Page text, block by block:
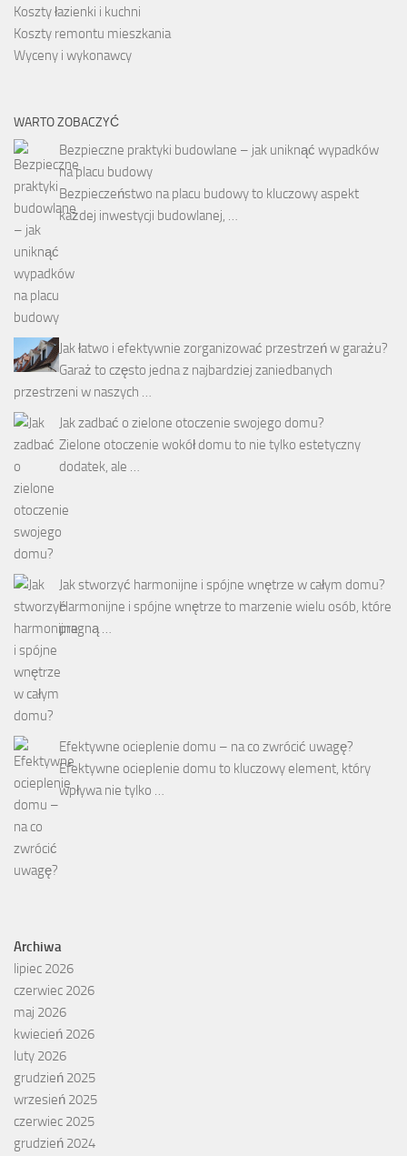
Koszty łazienki i kuchni
Koszty remontu mieszkania
Wyceny i wykonawcy
WARTO ZOBACZYĆ
Bezpieczne praktyki budowlane – jak uniknąć wypadków
na placu budowy
Bezpieczeństwo na placu budowy to kluczowy aspekt
każdej inwestycji budowlanej, …
Jak łatwo i efektywnie zorganizować przestrzeń w garażu?
Garaż to często jedna z najbardziej zaniedbanych
przestrzeni w naszych …
Jak zadbać o zielone otoczenie swojego domu?
Zielone otoczenie wokół domu to nie tylko estetyczny
dodatek, ale …
Jak stworzyć harmonijne i spójne wnętrze w całym domu?
Harmonijne i spójne wnętrze to marzenie wielu osób, które
pragną …
Efektywne ocieplenie domu – na co zwrócić uwagę?
Efektywne ocieplenie domu to kluczowy element, który
wpływa nie tylko …
Archiwa
lipiec 2026
czerwiec 2026
maj 2026
kwiecień 2026
luty 2026
grudzień 2025
wrzesień 2025
czerwiec 2025
grudzień 2024